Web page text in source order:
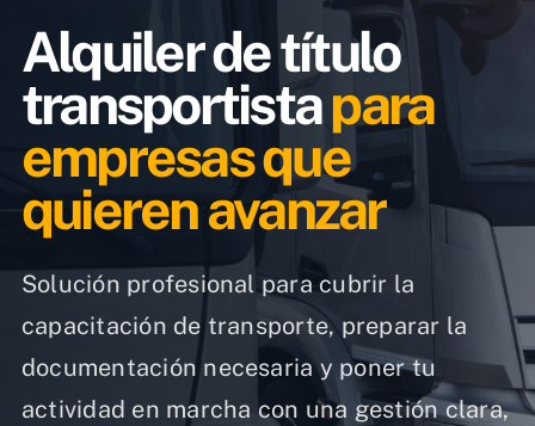
Noticias
Contacto
Alquiler de título
transportistapara
empresas que
quieren avanzar
Solución profesional para cubrir la
capacitación de transporte, preparar la
documentación necesaria y poner tu
actividad en marcha con una gestión clara,